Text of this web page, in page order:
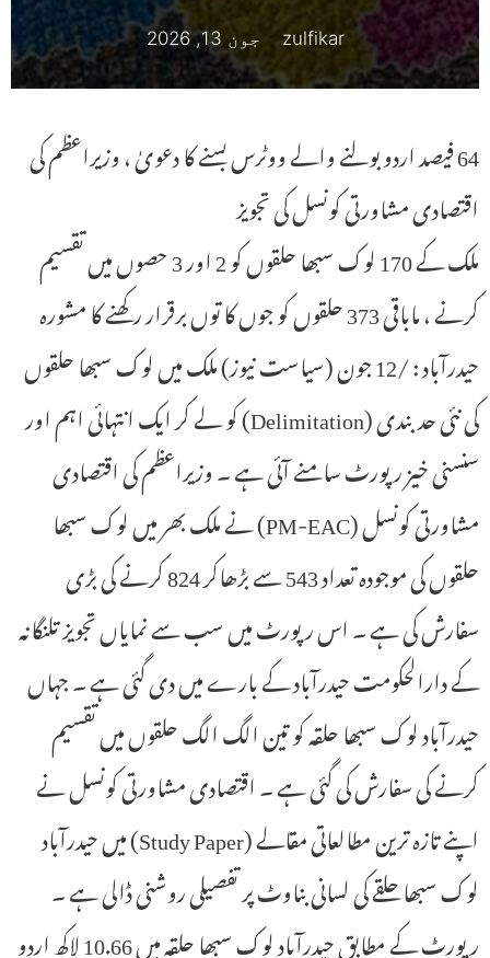
zulfikar جون 13, 2026
64 فیصد اردو بولنے والے ووٹرس بسنے کا دعویٰ ، وزیراعظم کی
اقتصادی مشاورتی کونسل کی تجویز
ملک کے 170 لوک سبھا حلقوں کو 2 اور 3 حصوں میں تقسیم
کرنے ، ماباقی 373 حلقوں کو جوں کا توں برقرار رکھنے کا مشورہ
حیدرآباد : /12 جون (سیاست نیوز) ملک میں لوک سبھا حلقوں
کی نئی حدبندی (Delimitation) کو لے کر ایک انتہائی اہم اور
سنسنی خیز رپورٹ سامنے آئی ہے ۔ وزیراعظم کی اقتصادی
مشاورتی کونسل (PM-EAC) نے ملک بھر میں لوک سبھا
حلقوں کی موجودہ تعداد 543 سے بڑھاکر 824 کرنے کی بڑی
سفارش کی ہے ۔ اس رپورٹ میں سب سے نمایاں تجویز تلنگانہ
کے دارالحکومت حیدرآباد کے بارے میں دی گئی ہے ۔ جہاں
حیدرآباد لوک سبھا حلقہ کو تین الگ الگ حلقوں میں تقسیم
کرنے کی سفارش کی گئی ہے ۔ اقتصادی مشاورتی کونسل نے
اپنے تازہ ترین مطالعاتی مقالے (Study Paper) میں حیدرآباد
لوک سبھا حلقے کی لسانی بناوٹ پر تفصیلی روشنی ڈالی ہے ۔
رپورٹ کے مطابق حیدرآباد لوک سبھا حلقہ میں 10.66 لاکھ اردو